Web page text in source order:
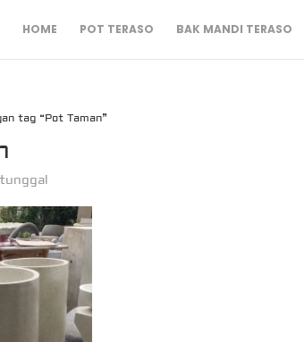
HOME POT TERASO BAK MANDI TERASO
tag “Pot Taman”